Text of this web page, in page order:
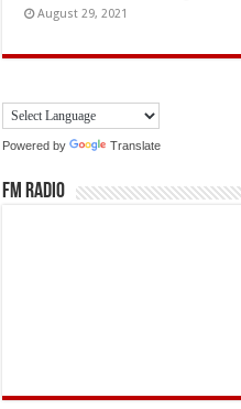
August 29, 2021
Powered by Translate
FM Radio